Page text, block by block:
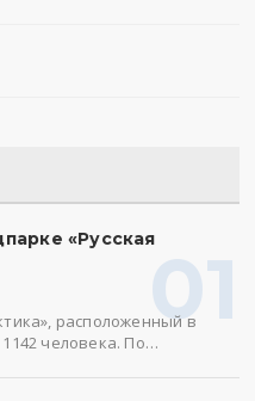
01
«Русская
расположенный в
человека. По…